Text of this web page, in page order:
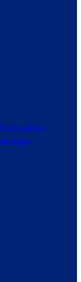
စကားသံများ
းသံများ